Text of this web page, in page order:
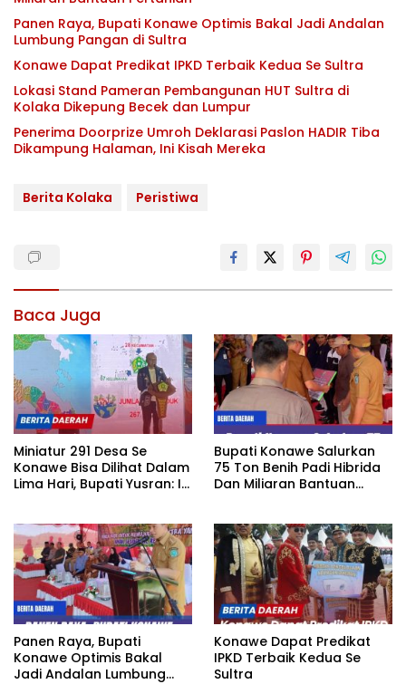
Panen Raya, Bupati Konawe Optimis Bakal Jadi Andalan
Lumbung Pangan di Sultra
Konawe Dapat Predikat IPKD Terbaik Kedua Se Sultra
Lokasi Stand Pameran Pembangunan HUT Sultra di
Kolaka Dikepung Becek dan Lumpur
Penerima Doorprize Umroh Deklarasi Paslon HADIR Tiba
Dikampung Halaman, Ini Kisah Mereka
Berita Kolaka Peristiwa
Baca Juga
Miniatur 291 Desa Se
Konawe Bisa Dilihat Dalam
Lima Hari, Bupati Yusran: Ini
Pembangunan
Bupati Konawe Salurkan
75 Ton Benih Padi Hibrida
Dan Miliaran Bantuan
Panen Raya, Bupati
Konawe Optimis Bakal
Jadi Andalan Lumbung
Konawe Dapat Predikat
IPKD Terbaik Kedua Se
Sultra